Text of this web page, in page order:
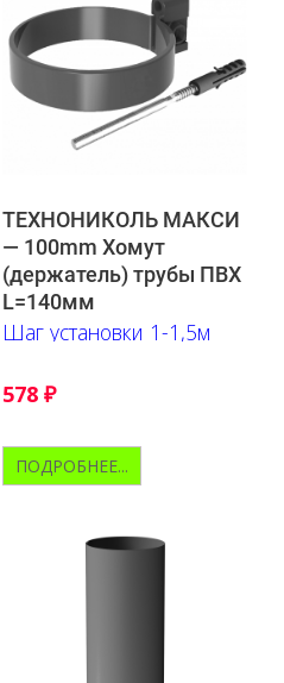
ТЕХНОНИКОЛЬ МАКСИ
— 100mm Хомут
(держатель) трубы ПВХ
L=140мм
Шаг установки 1-1,5м
578 ₽
ПОДРОБНЕЕ...